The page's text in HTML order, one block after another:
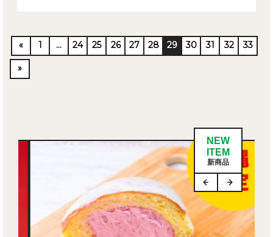
« 1 … 24 25 26 27 28 29 30 31 32 33
»
NEW
ITEM
新商品